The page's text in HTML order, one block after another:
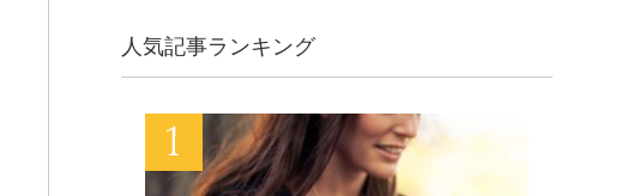
人気記事ランキング